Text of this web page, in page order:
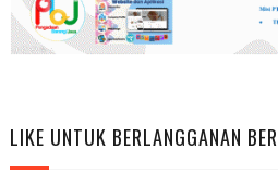
LIKE UNTUK BERLANGGANAN